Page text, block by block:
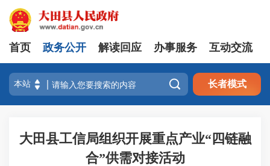
首页 政务公开 解读回应 办事服务 互动交流
 长者模式
大田县工信局组织开展重点产业“四链融
合”供需对接活动